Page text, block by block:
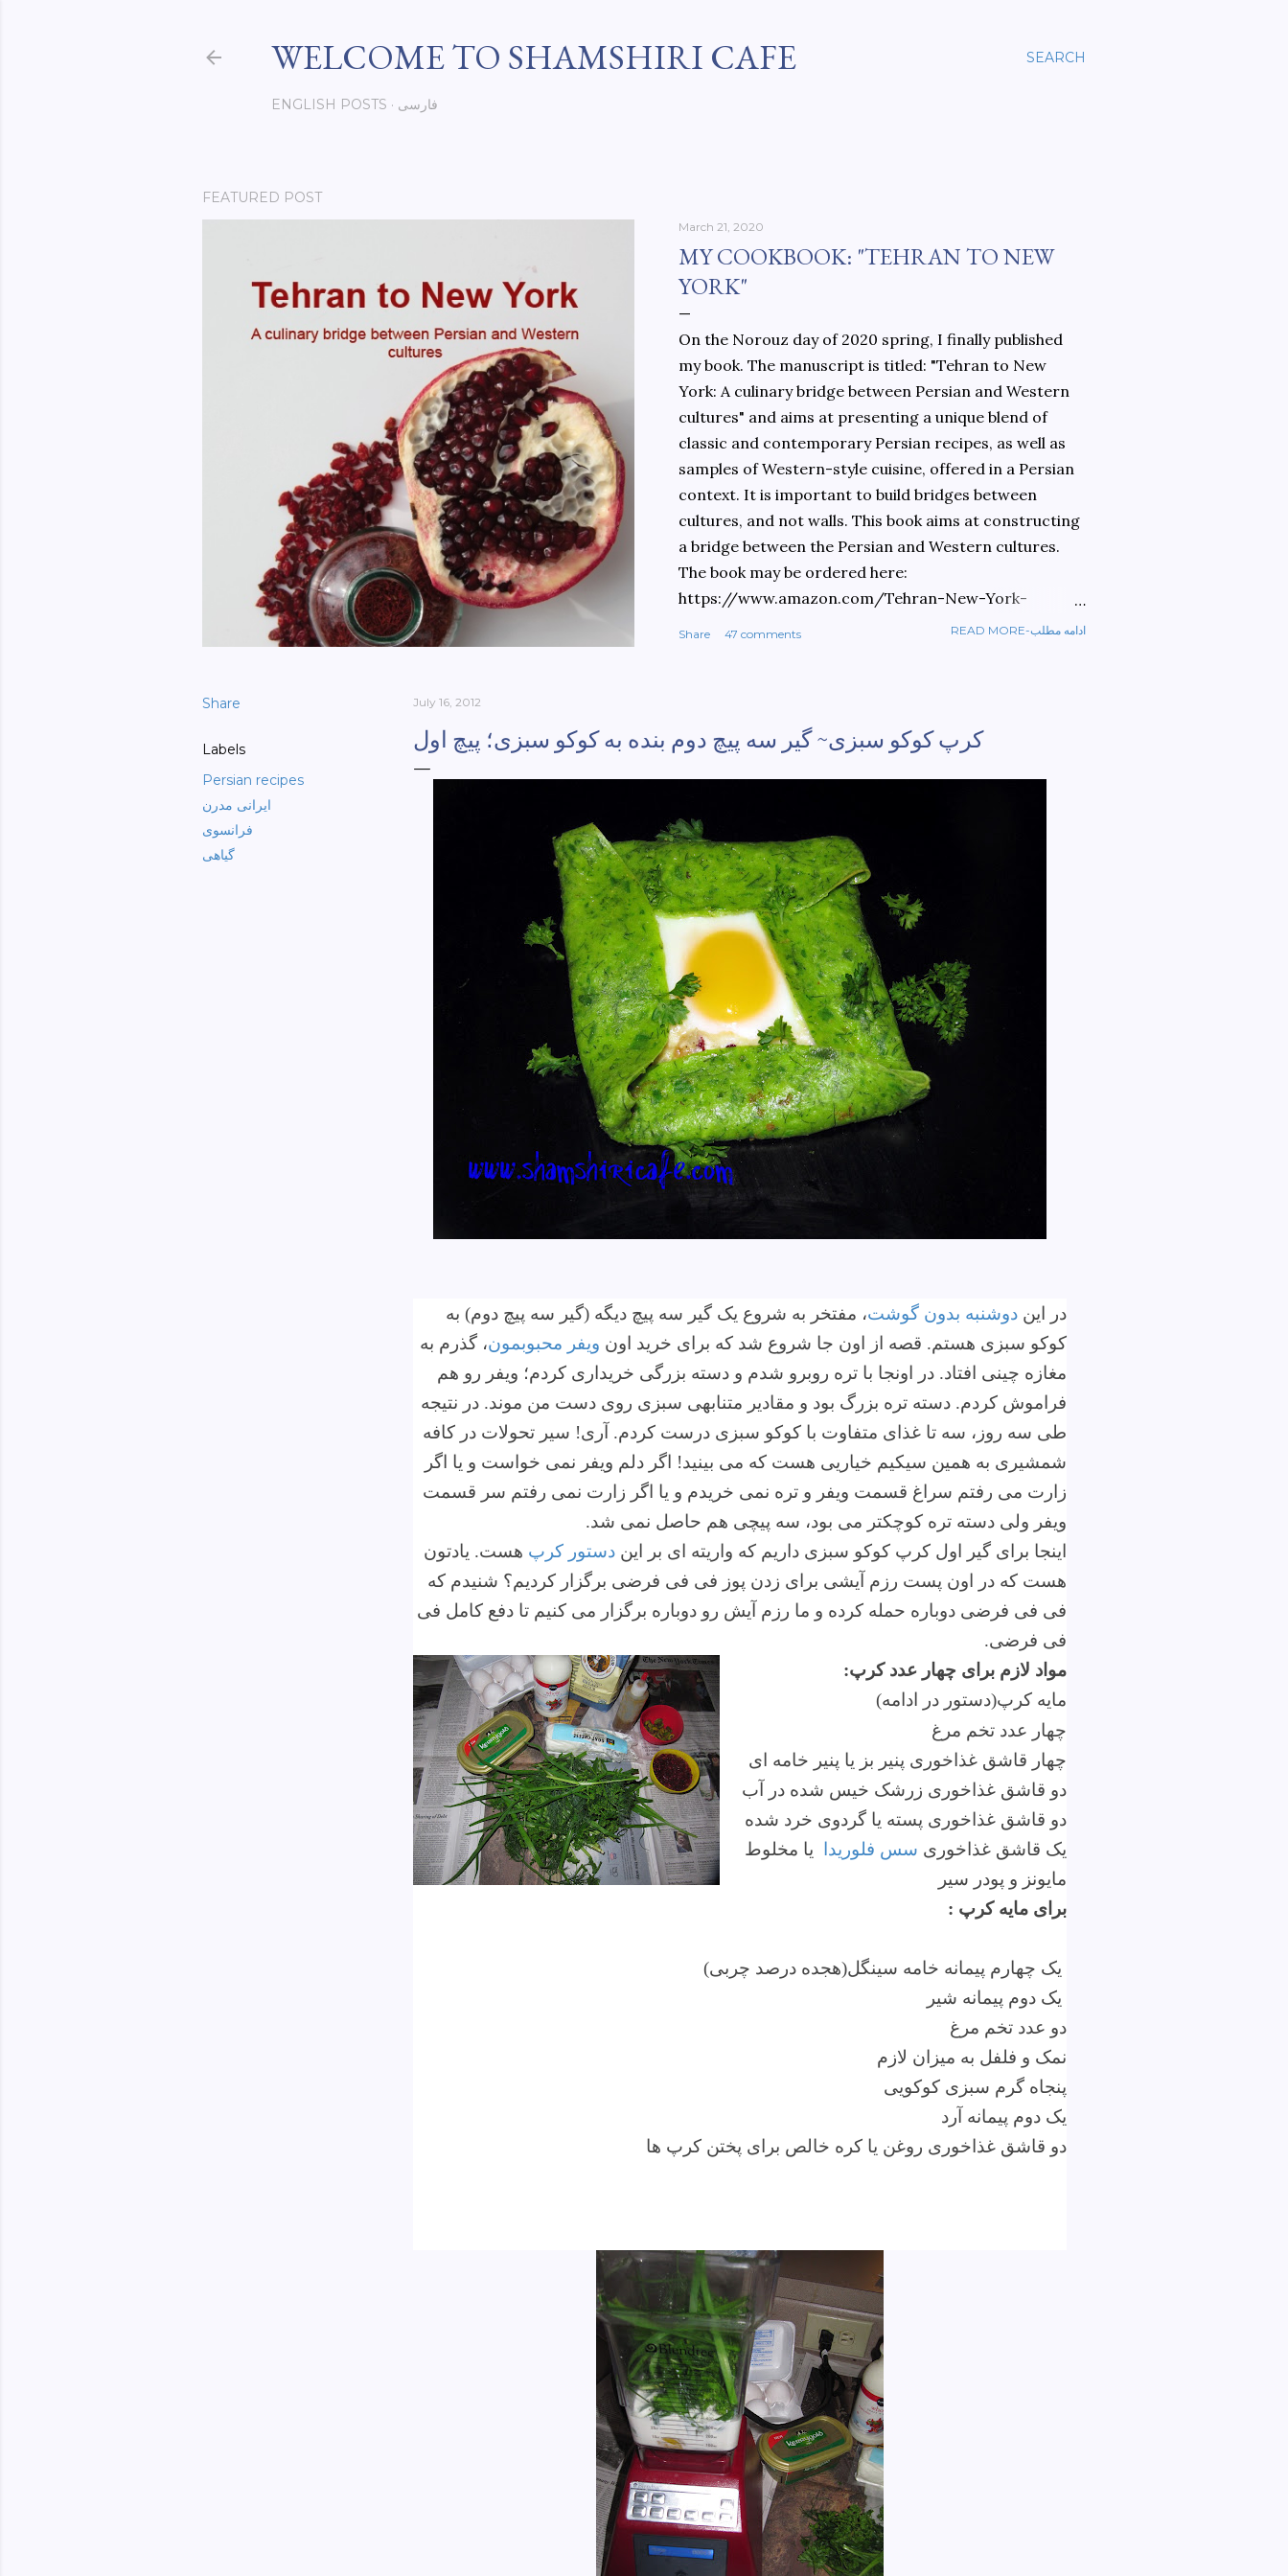
SEARCH
WELCOME TO SHAMSHIRI CAFE
ENGLISH POSTS فارسی
FEATURED POST
March 21, 2020
MY COOKBOOK: "TEHRAN TO NEW
YORK"
On the Norouz day of 2020 spring, I finally published
my book. The manuscript is titled: "Tehran to New
York: A culinary bridge between Persian and Western
cultures" and aims at presenting a unique blend of
classic and contemporary Persian recipes, as well as
samples of Western-style cuisine, offered in a Persian
context. It is important to build bridges between
cultures, and not walls. This book aims at constructing
a bridge between the Persian and Western cultures.
The book may be ordered here:
https://www.amazon.com/Tehran-New-York-
Share 47 comments READ MORE-ادامه مطلب
Share
Labels
Persian recipes
ایرانی مدرن
فرانسوی
گیاهی
July 16, 2012
کرپ کوکو سبزی~ گیر سه پیچ دوم بنده به کوکو سبزی؛ پیچ اول
در این دوشنبه بدون گوشت، مفتخر به شروع یک گیر سه پیچ دیگه (گیر سه پیچ دوم) به
کوکو سبزی هستم. قصه از اون جا شروع شد که برای خرید اون ویفر محبوبمون، گذرم به
مغازه چینی افتاد. در اونجا با تره روبرو شدم و دسته بزرگی خریداری کردم؛ ویفر رو هم
فراموش کردم. دسته تره بزرگ بود و مقادیر متنابهی سبزی روی دست من موند. در نتیجه
طی سه روز، سه تا غذای متفاوت با کوکو سبزی درست کردم. آری! سیر تحولات در کافه
شمشیری به همین سیکیم خیاریی هست که می بینید! اگر دلم ویفر نمی خواست و یا اگر
زارت می رفتم سراغ قسمت ویفر و تره نمی خریدم و یا اگر زارت نمی رفتم سر قسمت
ویفر ولی دسته تره کوچکتر می بود، سه پیچی هم حاصل نمی شد.
اینجا برای گیر اول کرپ کوکو سبزی داریم که واریته ای بر این دستور کرپ هست. یادتون
هست که در اون پست رزم آیشی برای زدن پوز فی فی فرضی برگزار کردیم؟ شنیدم که
فی فی فرضی دوباره حمله کرده و ما رزم آیش رو دوباره برگزار می کنیم تا دفع کامل فی
فی فرضی.
مواد لازم برای چهار عدد کرپ:
مایه کرپ(دستور در ادامه)
چهار عدد تخم مرغ
چهار قاشق غذاخوری پنیر بز یا پنیر خامه ای
دو قاشق غذاخوری زرشک خیس شده در آب
دو قاشق غذاخوری پسته یا گردوی خرد شده
یک قاشق غذاخوری سس فلوریدا
یا مخلوط
مایونز و پودر سیر
برای مایه کرپ :
یک چهارم پیمانه خامه سینگل(هجده درصد چربی)
یک دوم پیمانه شیر
دو عدد تخم مرغ
نمک و فلفل به میزان لازم
پنجاه گرم سبزی کوکویی
یک دوم پیمانه آرد
دو قاشق غذاخوری روغن یا کره خالص برای پختن کرپ ها